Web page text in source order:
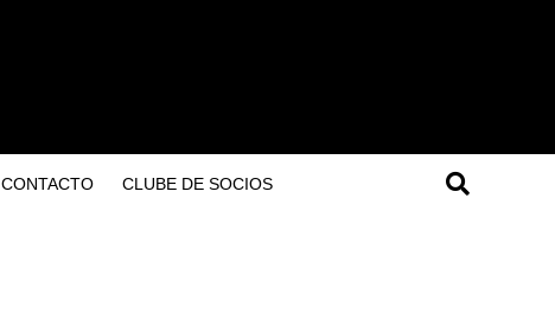
CONTACTO CLUBE DE SOCIOS